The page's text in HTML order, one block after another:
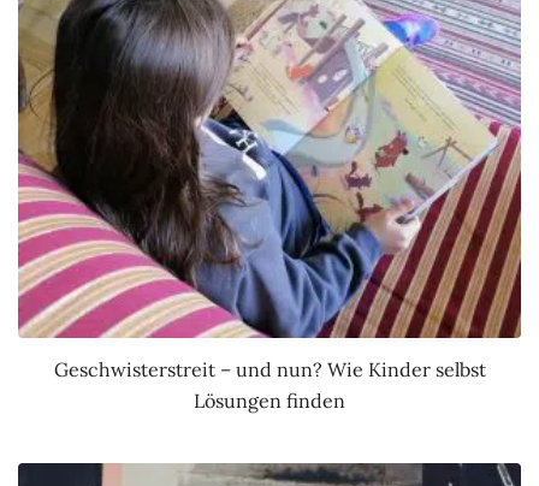
Geschwisterstreit – und nun? Wie Kinder selbst
Lösungen finden